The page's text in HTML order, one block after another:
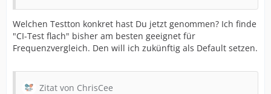
Welchen Testton konkret hast Du jetzt genommen? Ich finde
"CI-Test flach" bisher am besten geeignet für
Frequenzvergleich. Den will ich zukünftig als Default setzen.
Zitat von ChrisCee